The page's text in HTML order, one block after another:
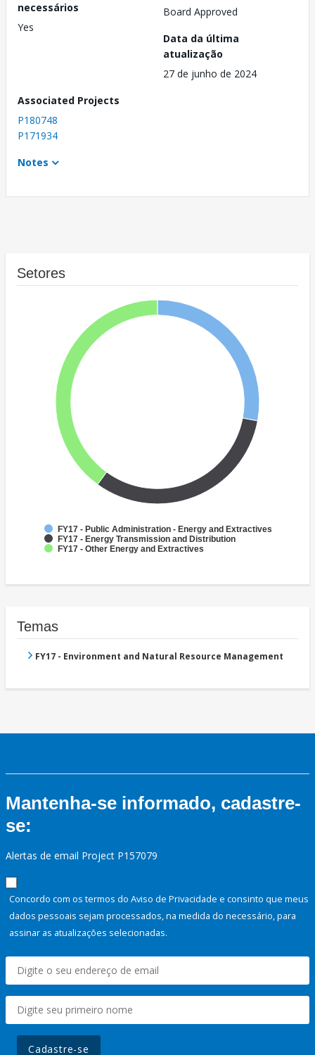
necessários
Yes
Board Approved
Data da última
atualização
27 de junho de 2024
Associated Projects
P180748
P171934
Notes
Setores
FY17 - Public Administration - Energy and Extractives
FY17 - Energy Transmission and Distribution
FY17 - Other Energy and Extractives
Temas
FY17 - Environment and Natural Resource Management
Mantenha-se informado, cadastre-
se:
Alertas de email Project P157079
Concordo com os termos do Aviso de Privacidade e consinto que meus
dados pessoais sejam processados, na medida do necessário, para
assinar as atualizações selecionadas.
Cadastre-se